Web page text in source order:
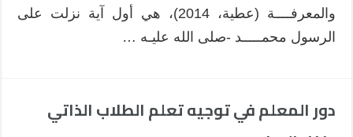
والمعرفــــة (عطية، 2014)، هي أول آية نزلت على
الرسول محمـــــد -صلى الله عليـه …
دور المعلم في توجيه تعلم الطلاب الذاتي